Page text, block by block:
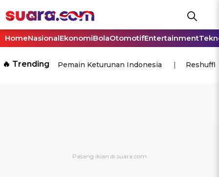
HomeNasionalEkonomiBolaOtomotifEntertainment
🔥 Trending Pemain Keturunan Indonesia